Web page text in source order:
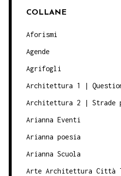
COLLANE
Aforismi
Agende
Agrifogli
Architettura 1 |
Architettura 2 | Strade
Arianna Eventi
Arianna poesia
Arianna Scuola
Arte Architettura Città